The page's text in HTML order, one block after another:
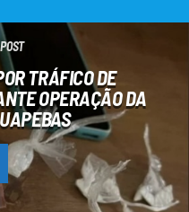
TRÁFICO DE
OPERAÇÃO DA